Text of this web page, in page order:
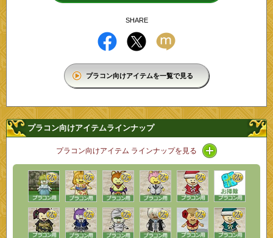
SHARE
プラコン向けアイテムを一覧で見る
プラコン向けアイテムラインナップ
プラコン向けアイテム ラインナップを見る アイコン / ライ